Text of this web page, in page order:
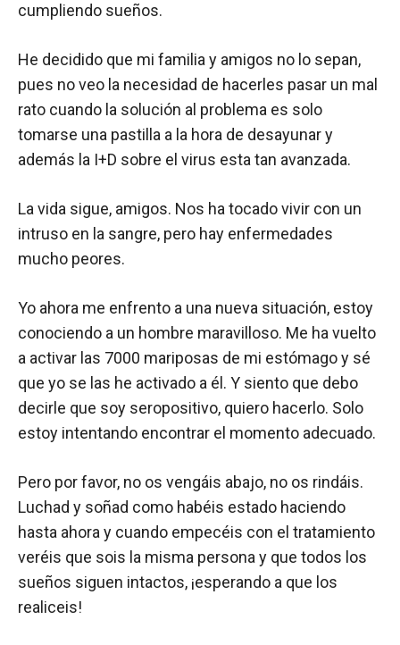
cumpliendo sueños.
He decidido que mi familia y amigos no lo sepan,
pues no veo la necesidad de hacerles pasar un mal
rato cuando la solución al problema es solo
tomarse una pastilla a la hora de desayunar y
además la I+D sobre el virus esta tan avanzada.
La vida sigue, amigos. Nos ha tocado vivir con un
intruso en la sangre, pero hay enfermedades
mucho peores.
Yo ahora me enfrento a una nueva situación, estoy
conociendo a un hombre maravilloso. Me ha vuelto
a activar las 7000 mariposas de mi estómago y sé
que yo se las he activado a él. Y siento que debo
decirle que soy seropositivo, quiero hacerlo. Solo
estoy intentando encontrar el momento adecuado.
Pero por favor, no os vengáis abajo, no os rindáis.
Luchad y soñad como habéis estado haciendo
hasta ahora y cuando empecéis con el tratamiento
veréis que sois la misma persona y que todos los
sueños siguen intactos, ¡esperando a que los
realiceis!